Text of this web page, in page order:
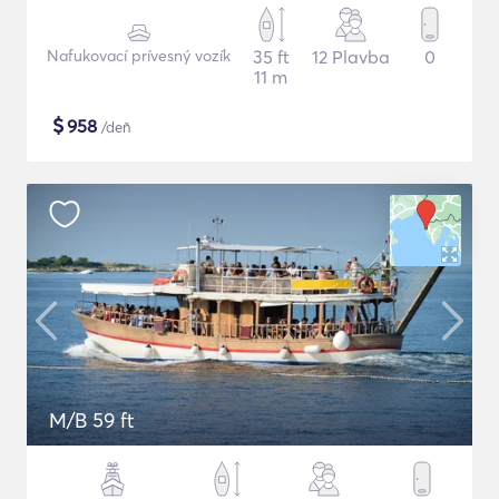
Nafukovací prívesný vozík
35 ft
11 m
12 Plavba 0
$958 /deň
M/B 59 ft